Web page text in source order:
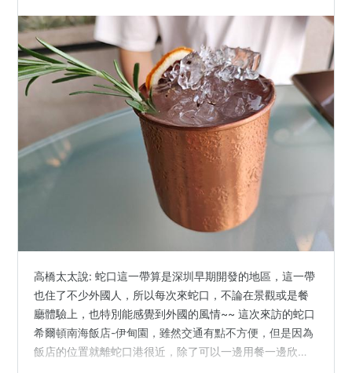
高橋太太說: 蛇口這一帶算是深圳早期開發的地區，這一帶
也住了不少外國人，所以每次來蛇口，不論在景觀或是餐
廳體驗上，也特別能感覺到外國的風情~~ 這次來訪的蛇口
希爾頓南海飯店-伊甸園，雖然交通有點不方便，但是因為
飯店的位置就離蛇口港很近，除了可以一邊用餐一邊欣賞